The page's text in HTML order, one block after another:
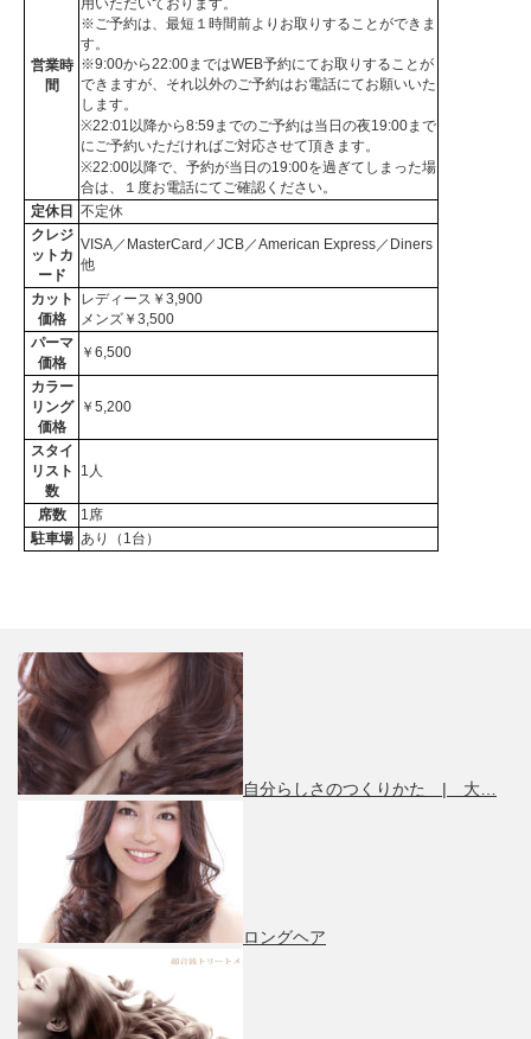
営業時
間
用いただいております。
※ご予約は、最短１時間前よりお取りすることができま
す。
※9:00から22:00まではWEB予約にてお取りすることが
できますが、それ以外のご予約はお電話にてお願いいた
します。
※22:01以降から8:59までのご予約は当日の夜19:00まで
にご予約いただければご対応させて頂きます。
※22:00以降で、予約が当日の19:00を過ぎてしまった場
合は、１度お電話にてご確認ください。
定休日
不定休
クレジ
ットカ
ード
VISA／MasterCard／JCB／American Express／Diners
他
カット
価格
レディース￥3,900
メンズ￥3,500
パーマ
価格
￥6,500
カラー
リング
価格
￥5,200
スタイ
リスト
数
1人
席数
1席
駐車場 あり（1台）
自分らしさのつくりかた | 大…
ロングヘア